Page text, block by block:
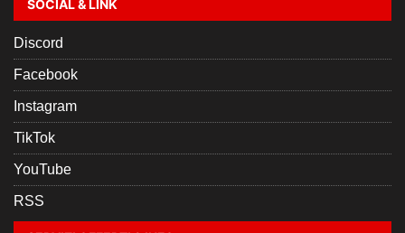
SOCIAL & LINK
Discord
Facebook
Instagram
TikTok
YouTube
RSS